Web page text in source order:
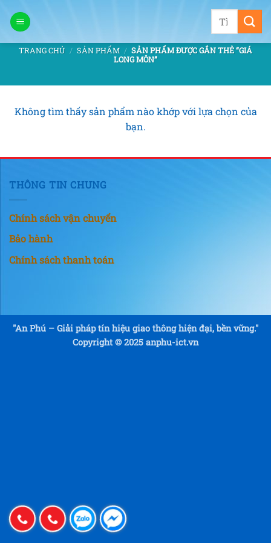
qua
dung
Tìm
TRANG CHỦ / SẢN PHẨM / SẢN PHẨM ĐƯỢC GẮN THẺ “GIÁ
LONG MÔN”
Không tìm thấy sản phẩm nào khớp với lựa chọn của
bạn.
THÔNG TIN CHUNG
Chính sách vận chuyển
Bảo hành
Chính sách thanh toán
"An Phú – Giải pháp tín hiệu giao thông hiện đại, bền vững."
Copyright © 2025 anphu-ict.vn